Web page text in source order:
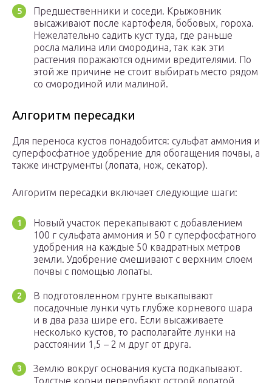
Предшественники и соседи. Крыжовник
высаживают после картофеля, бобовых, гороха.
Нежелательно садить куст туда, где раньше
росла малина или смородина, так как эти
растения поражаются одними вредителями. По
этой же причине не стоит выбирать место рядом
со смородиной или малиной.
Алгоритм пересадки
Для переноса кустов понадобится: сульфат аммония и
суперфосфатное удобрение для обогащения почвы, а
также инструменты (лопата, нож, секатор).
Алгоритм пересадки включает следующие шаги:
Новый участок перекапывают с добавлением
100 г сульфата аммония и 50 г суперфосфатного
удобрения на каждые 50 квадратных метров
земли. Удобрение смешивают с верхним слоем
почвы с помощью лопаты.
В подготовленном грунте выкапывают
посадочные лунки чуть глубже корневого шара
и в два раза шире его. Если высаживаете
несколько кустов, то располагайте лунки на
расстоянии 1,5 – 2 м друг от друга.
Землю вокруг основания куста подкапывают.
Толстые корни перерубают острой лопатой.